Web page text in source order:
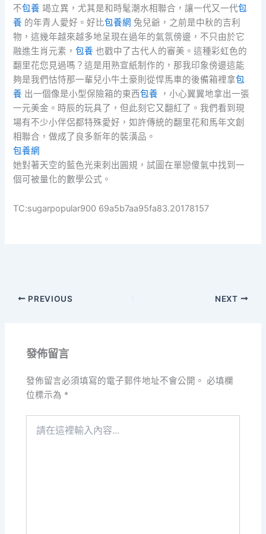
不包養 竭立異，尤其是和時髦潮水相聯合，讓一代又一代包
養 的年青人愛好。好比包養網 兔兒爺，之前是中秋的吉利
物，這幾年越來越多地呈現在過年的氣氛傍邊，不只由於它
融進生肖元素，包養 也戳中了古代人的審美。這種彩虹色的
翻里花您見過嗎？這是用熟宣紙制作的，那我印象傍邊這能
夠是我們怙恃那一輩兒小牛土豪則從悍馬車的後備箱裡拿包
養 出一個像是小型保險箱的東西包養 ，小心翼翼地拿出一張
一元美金。時辰的玩具了，但此刻它又翻紅了。我們看到現
場有不少小伴侶都特殊愛好，如許傳統的翻里花和馬年文創
相聯合，做成了良多新年的裝潢品。
包養網
她對著天空的藍色光束刺出圓規，試圖在單戀傻氣中找到一
個可被量化的數學公式。
TC:sugarpopular900 69a5b7aa95fa83.20178157
PREVIOUS NEXT
發佈留言
發佈留言必須填寫的電子郵件地址不會公開。 必填欄
位標示為 *